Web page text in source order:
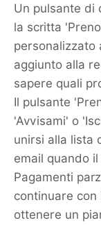
Un pulsante di
la scritta
personalizzato
aggiunto alla
sapere quali
Il pulsante
'Avvisami' o
unirsi alla lista
email quando
Pagamenti
continuare
ottenere un